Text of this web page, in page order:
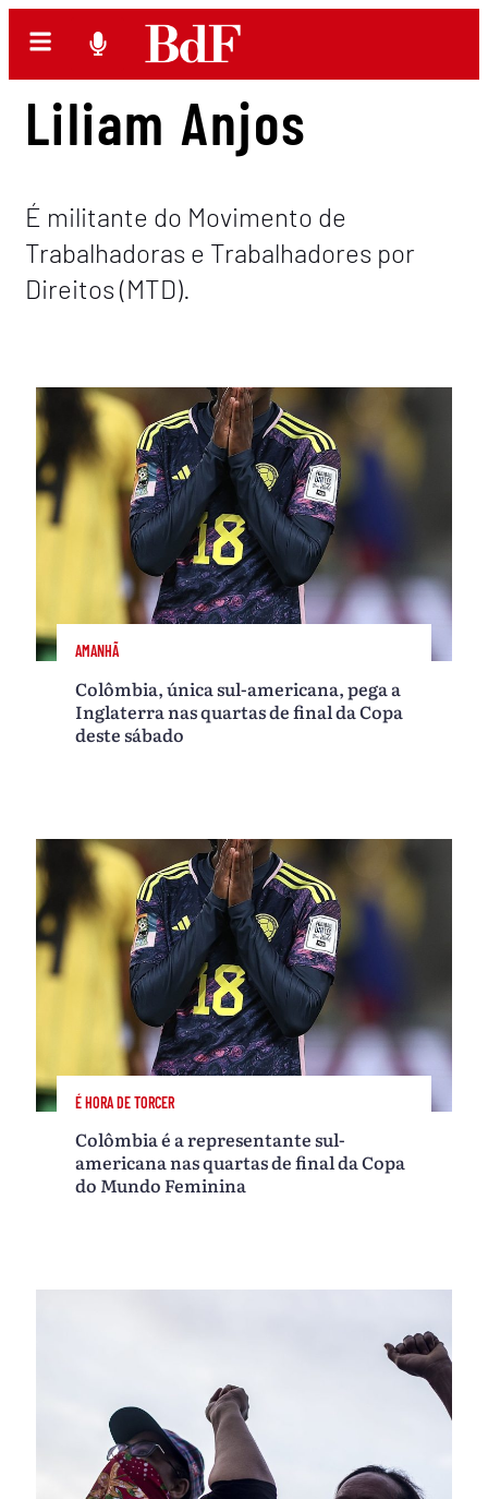
Liliam Anjos
É militante do Movimento de
Trabalhadoras e Trabalhadores por
Direitos (MTD).
AMANHÃ
Colômbia, única sul-americana, pega a
Inglaterra nas quartas de final da Copa
deste sábado
É HORA DE TORCER
Colômbia é a representante sul-
americana nas quartas de final da Copa
do Mundo Feminina